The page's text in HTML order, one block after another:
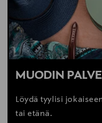
MUODIN
Löydä tyylisi
tai etänä.